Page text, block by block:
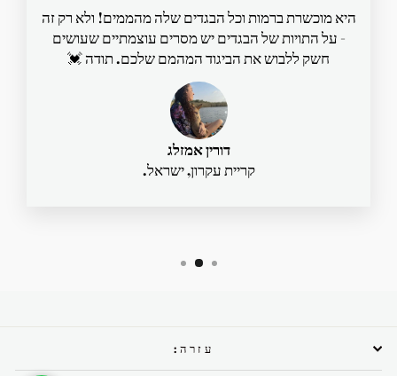
היא מוכשרת ברמות וכל הבגדים שלה מהממים! ולא רק זה
- על התויות של הבגדים יש מסרים עוצמתיים שעושים
חשק ללבוש את הביגוד המהמם שלכם. תודה 💓
דורין אמזלג
קריית עקרון, ישראל.
עזרה: